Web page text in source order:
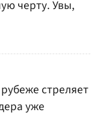
черту. Увы,
стреляет
уже